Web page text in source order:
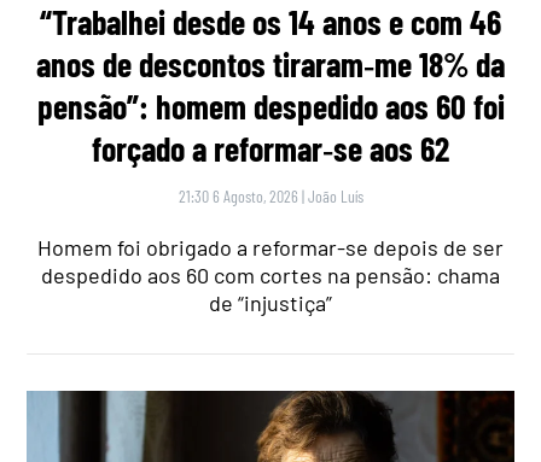
“Trabalhei desde os 14 anos e com 46
anos de descontos tiraram‑me 18% da
pensão”: homem despedido aos 60 foi
forçado a reformar‑se aos 62
21:30 6 Agosto, 2026 |João Luís
Homem foi obrigado a reformar-se depois de ser
despedido aos 60 com cortes na pensão: chama
de “injustiça”